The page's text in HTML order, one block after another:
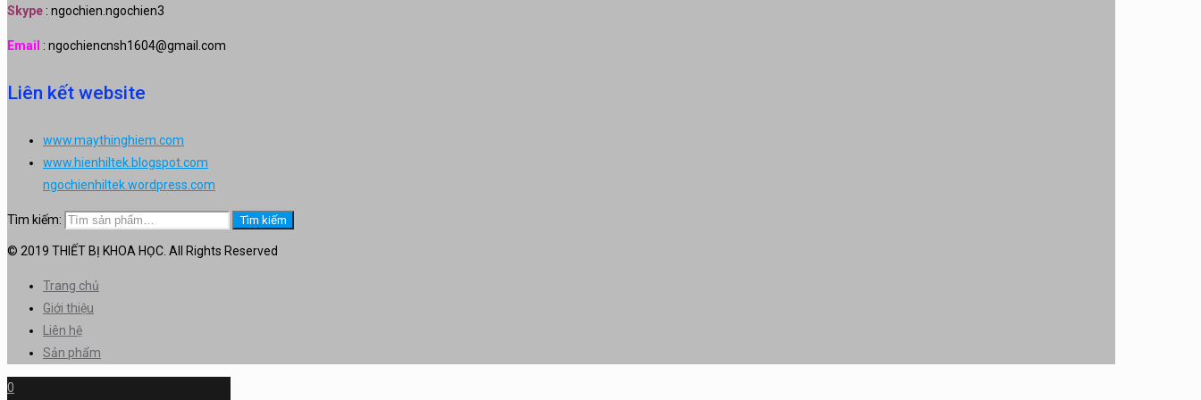
Skype : ngochien.ngochien3
Email : ngochiencnsh1604@gmail.com
Liên kết website
www.maythinghiem.com
www.hienhiltek.blogspot.com
ngochienhiltek.wordpress.com
Tìm kiếm: Tìm kiếm
© 2019 THIẾT BỊ KHOA HỌC. All Rights Reserved
Trang chủ
Giới thiệu
Liên hệ
Sản phẩm
0